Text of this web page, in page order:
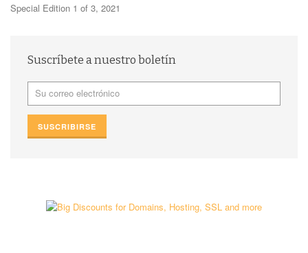
Special Edition 1 of 3, 2021
Suscríbete a nuestro boletín